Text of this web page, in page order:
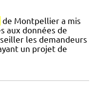
de Montpellier a mis
aux données de
les demandeurs
un projet de